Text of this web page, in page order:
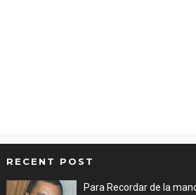
RECENT POST
Para Recordar de la